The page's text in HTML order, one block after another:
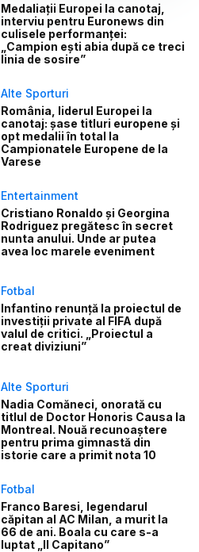
Medaliații Europei la canotaj,
interviu pentru Euronews din
culisele performanței:
„Campion ești abia după ce treci
linia de sosire”
Alte Sporturi
România, liderul Europei la
canotaj: șase titluri europene și
opt medalii în total la
Campionatele Europene de la
Varese
Entertainment
Cristiano Ronaldo și Georgina
Rodriguez pregătesc în secret
nunta anului. Unde ar putea
avea loc marele eveniment
Fotbal
Infantino renunță la proiectul de
investiții private al FIFA după
valul de critici. „Proiectul a
creat diviziuni”
Alte Sporturi
Nadia Comăneci, onorată cu
titlul de Doctor Honoris Causa la
Montreal. Nouă recunoaștere
pentru prima gimnastă din
istorie care a primit nota 10
Fotbal
Franco Baresi, legendarul
căpitan al AC Milan, a murit la
66 de ani. Boala cu care s-a
luptat „Il Capitano”